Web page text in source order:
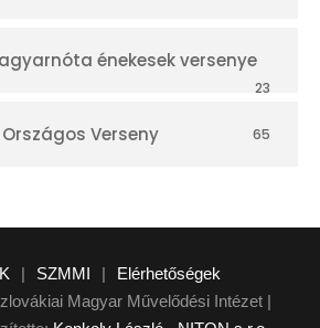
énekesek versenye
23
Verseny 65
| SZMMI |
Elérhetőségek
Magyar Művelődési Intézet |